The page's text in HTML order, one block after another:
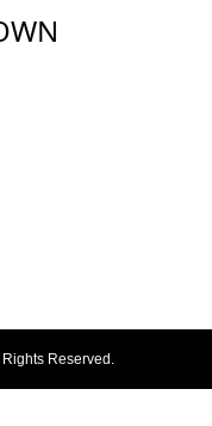
Reserved.